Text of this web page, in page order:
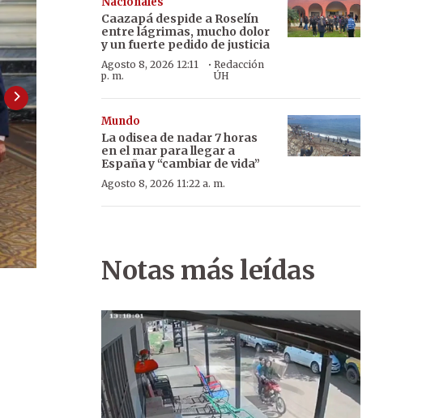
La iglesia La Encarnación de Asunción fue el lugar escogido
Caazapá despide a Roselín
entre lágrimas, mucho dolor
y un fuerte pedido de justicia
Agosto 8, 2026 12:11
p. m.
· Redacción
ÚH
Mundo
La odisea de nadar 7 horas
en el mar para llegar a
España y “cambiar de vida”
Agosto 8, 2026 11:22 a. m.
Notas más leídas